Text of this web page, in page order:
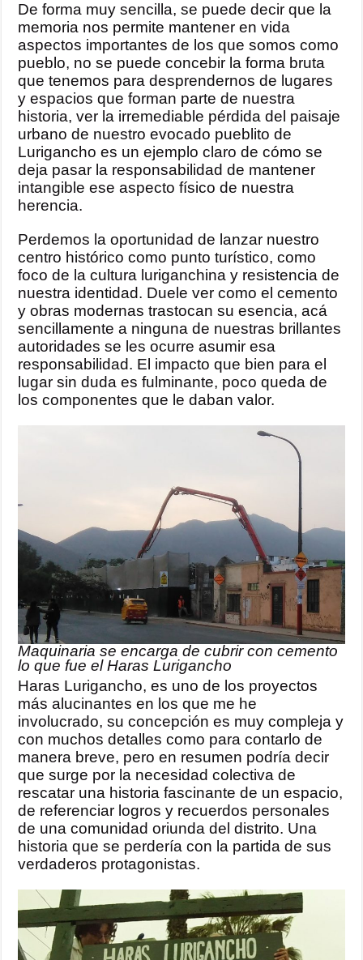
De forma muy sencilla, se puede decir que la
memoria nos permite mantener en vida
aspectos importantes de los que somos como
pueblo, no se puede concebir la forma bruta
que tenemos para desprendernos de lugares
y espacios que forman parte de nuestra
historia, ver la irremediable pérdida del paisaje
urbano de nuestro evocado pueblito de
Lurigancho es un ejemplo claro de cómo se
deja pasar la responsabilidad de mantener
intangible ese aspecto físico de nuestra
herencia.
Perdemos la oportunidad de lanzar nuestro
centro histórico como punto turístico, como
foco de la cultura luriganchina y resistencia de
nuestra identidad. Duele ver como el cemento
y obras modernas trastocan su esencia, acá
sencillamente a ninguna de nuestras brillantes
autoridades se les ocurre asumir esa
responsabilidad. El impacto que bien para el
lugar sin duda es fulminante, poco queda de
los componentes que le daban valor.
Maquinaria se encarga de cubrir con cemento
lo que fue el Haras Lurigancho
Haras Lurigancho, es uno de los proyectos
más alucinantes en los que me he
involucrado, su concepción es muy compleja y
con muchos detalles como para contarlo de
manera breve, pero en resumen podría decir
que surge por la necesidad colectiva de
rescatar una historia fascinante de un espacio,
de referenciar logros y recuerdos personales
de una comunidad oriunda del distrito. Una
historia que se perdería con la partida de sus
verdaderos protagonistas.